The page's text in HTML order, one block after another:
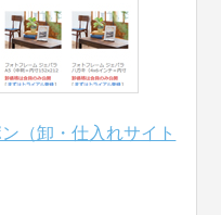
（卸・仕入れサイト